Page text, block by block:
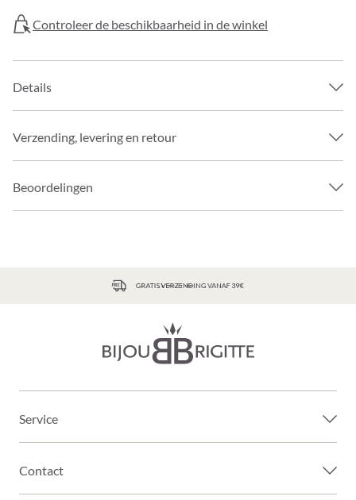
Controleer de beschikbaarheid in de winkel
Details
Verzending, levering en retour
Beoordelingen
GRATIS VERZENDING VANAF 39€
Service
Contact